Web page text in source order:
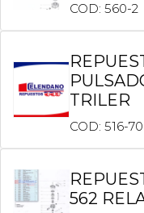
COD: 560-2
TRILER
COD: 516-70
562